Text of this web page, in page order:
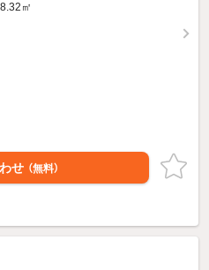
㎡
せ （無料）